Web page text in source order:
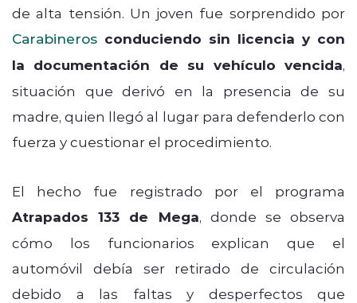
de alta tensión. Un joven fue sorprendido por
Carabineros conduciendo sin licencia y con
la documentación de su vehículo vencida,
situación que derivó en la presencia de su
madre, quien llegó al lugar para defenderlo con
fuerza y cuestionar el procedimiento.
El hecho fue registrado por el programa
Atrapados 133 de Mega, donde se observa
cómo los funcionarios explican que el
automóvil debía ser retirado de circulación
debido a las faltas y desperfectos que